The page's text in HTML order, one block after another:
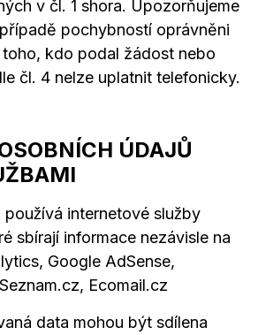
v čl. 1 shora. Upozorňujeme
pochybností oprávněni
kdo podal žádost nebo
čl. 4 nelze uplatnit telefonicky.
ÚDAJŮ
používá internetové služby
sbírají informace nezávisle na
Google AdSense,
Ecomail.cz
data mohou být sdílena